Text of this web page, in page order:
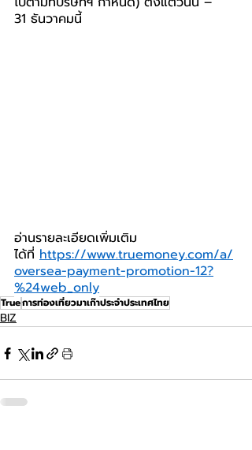
31 ธันวาคมนี้
อ่านรายละเอียดเพิ่มเติม
ได้ที่ https://www.truemoney.com/a/
oversea-payment-promotion-12?
%24web_only
Trueการท่องเที่ยวมาเก๊าประจำประเทศไทย
BIZ